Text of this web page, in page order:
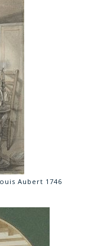
Aubert 1746